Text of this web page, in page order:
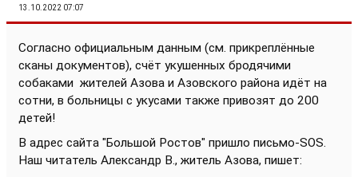
13.10.2022 07:07
Согласно официальным данным (см. прикреплённые
сканы документов), счёт укушенных бродячими
собаками жителей Азова и Азовского района идёт на
сотни, в больницы с укусами также привозят до 200
детей!
В адрес сайта "Большой Ростов" пришло письмо-SOS.
Наш читатель Александр В., житель Азова, пишет: